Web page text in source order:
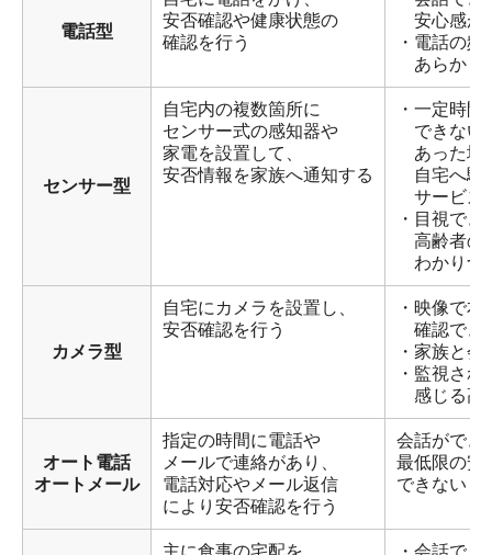
電話型
安否確認や健康状態の
確認を行う
安心感が
・電話の頻
あらかじ
センサー型
自宅内の複数箇所に
センサー式の感知器や
家電を設置して、
安否情報を家族へ通知する
・一定時
できない
あった場
自宅へ駆
サービス
・目視で
高齢者の
わかりづ
カメラ型
自宅にカメラを設置し、
安否確認を行う
・映像で
確認でき
・家族と
・監視さ
感じる高
オート電話
オートメール
指定の時間に電話や
メールで連絡があり、
電話対応やメール返信
により安否確認を行う
会話ができ
最低限の安
できない
主に食事の宅配を ・会話でき